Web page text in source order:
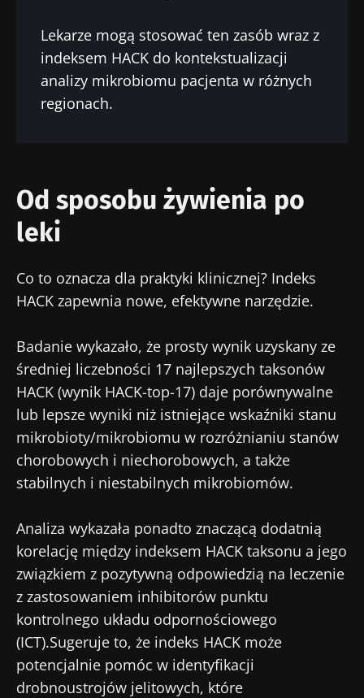
Lekarze mogą stosować ten zasób wraz z
indeksem HACK do kontekstualizacji
analizy mikrobiomu pacjenta w różnych
regionach.
Od sposobu żywienia po
leki
Co to oznacza dla praktyki klinicznej? Indeks
HACK zapewnia nowe, efektywne narzędzie.
Badanie wykazało, że prosty wynik uzyskany ze
średniej liczebności 17 najlepszych taksonów
HACK (wynik HACK-top-17) daje porównywalne
lub lepsze wyniki niż istniejące wskaźniki stanu
mikrobioty/mikrobiomu w rozróżnianiu stanów
chorobowych i niechorobowych, a także
stabilnych i niestabilnych mikrobiomów.
Analiza wykazała ponadto znaczącą dodatnią
korelację między indeksem HACK taksonu a jego
związkiem z pozytywną odpowiedzią na leczenie
z zastosowaniem inhibitorów punktu
kontrolnego układu odpornościowego
(ICT).Sugeruje to, że indeks HACK może
potencjalnie pomóc w identyfikacji
drobnoustrojów jelitowych, które
Przekierowanie
Zamierzasz przekierować i opuszczać naszą
Zostać przekierowany
Pobyt na stronie internetowej Instytutu
Microbiota BioCodex
Bądź na bieżąco
Dołącz do społeczności mikrobioty dla
pracowników ochrony zdrowia i odbieraj
„Microbiota Digest” i „Magazyn dla
pracowników służby zdrowia”, aby być na
bieżąco z najnowszymi informacjami o
mikrobiocie.
Chcę zaprenumerować inne wiadomości z
Biocodexu
Zapoznałem się i akceptujęogólne warunki
korzystaniaipolityka ochrony danych
osobowych Biocodex Microbiota Institute.
Dołącz do społeczności mikrobioty dla
pracowników ochrony zdrowia i odbieraj
„Microbiota Digest” i „Magazyn dla
bieżąco z najnowszymi informacjami o
mikrobiocie.
Chcę zaprenumerować inne wiadomości z
Biocodexu
Zapoznałem się i akceptujęogólne warunki
osobowychBiocodex Microbiota Institute.
* Pole obowiązkowe
BMI 20-35
Więcej informacji